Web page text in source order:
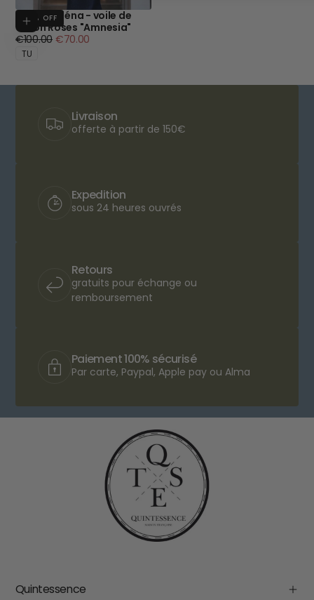
Add to cart
Blouse Miléna - voile de
coton Roses "Amnesia"
30 % OFF
Regular
price
€100.00 Minimum
€70.00
TU
Livraison
offerte à partir de 150€
Expedition
sous 24 heures ouvrés
Retours
gratuits pour échange ou
remboursement
Paiement 100% sécurisé
Par carte, Paypal, Apple pay ou Alma
Quintessence